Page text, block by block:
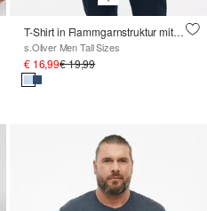
T-Shirt in Flammgarnstruktur mit Logo-Detail
s.Oliver Men Tall Sizes
€ 16,99€ 19,99